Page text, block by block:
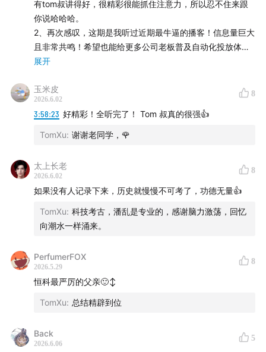
⏰【时间线】
一、为什么是字节——时代、认知、组织的三重错位
时代窗口的判断
• 为什么字节能够在那个时间窗口，敢如此激进的去做增
• 字节的预测 LTV 模型
• ROI 1、ROI 2、ROI 3
反馈*组织高速执行。见过这么多家ai创业公司，大部分ai公
司还停留在市场部以tvc和大campaign主导的付费营销模糊
玄学实践中，甚至很多产品，产品价值和体验远没到vision愿
景，靠着诈骗式营销，作假TVC和达人效果，一次次拉高用
户对AI agent的期待，并利用替代的恐惧心理带来一波有新
增长的理念建一家公司，考验的是一号位长期的战略定力和
决心。
有tom叔讲得好，很精彩很能抓住注意力，所以忍不住来跟
你说哈哈哈。
2、再次感叹，这期是我听过近期最牛逼的播客！信息量巨大
且非常共鸣！希望也能给更多公司老板普及自动化投放体
系，感觉结合AI降低这一套体系门槛，自动化投放有可能成
3、听了@潘乱 最新一期谈字节跳动增长的播客，震撼!怎么
说呢?科技司马迁真不是吹的，四个小时量大管饱，互联网从
业者，难道就不应有自己的信息锚点吗?
4、跟对人 + 打硬仗 真的成长飞快。早期不少学习能力强的
新时代弄潮儿，很多公司在那么好的位置人是不可能愿意让
出位置的。
5、干货满满，对于外界人士了解字节系产品的增长过程和很
深刻的认知是没法输出这些内容的。差不多有4个小时吧，能
聊这么久，一般人可做不到。
颜值画像（好看，创作力强，时间多，好奇心重）然后去找
场域才行，估计简单代言都搞不定。这么看其实美拍是有机
会的。。后面变形去学了快手可惜了
虽然17年 我看增长是比较担忧的，但是我忽略了一个点（或
者根本不知道），就是没想到头条当时商业化已经很赚钱
展开
玉米皮
2026.6.02
8
3:58:23 好精彩！全听完了！ Tom 叔真的很强👍
TomXu: 谢谢老同学，🌹
太上长老
2026.6.02
8
如果没有人记录下来，历史就慢慢不可考了，功德无量👍
TomXu: 科技考古，潘乱是专业的，感谢脑力激荡，回忆
向潮水一样涌来。
PerfumerFOX
2026.5.29
8
恒科最严厉的父亲🙂‍↕️
TomXu: 总结精辟到位
Back
2026.6.06
5